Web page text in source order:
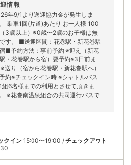
情報
年9/1より送迎協力金が発生しま
乗車1回(片道)あたり お一人様 100
3歳以上）※0歳〜2歳のお子様は無
す。 ■送迎区間：花巻駅・新花巻駅
■予約方法：事前予約 ※迎え（新花
・花巻駅から宿）要予約※3日前ま
送り（宿から花巻駅・新花巻駅へ）
約※チェックイン時 ※シャトルバス
組6名様までの利用とさせて頂きま
※花巻南温泉組合の共同運行バスで
クイン 15:00〜19:00 / チェックアウト